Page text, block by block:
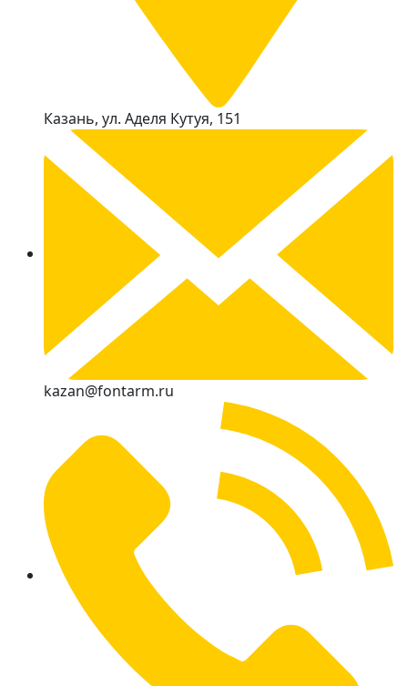
Казань, ул. Аделя Кутуя, 151
kazan@fontarm.ru